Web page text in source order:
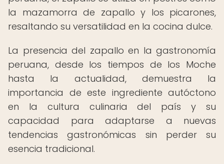
la mazamorra de zapallo y los picarones,
resaltando su versatilidad en la cocina dulce.
La presencia del zapallo en la gastronomía
peruana, desde los tiempos de los Moche
hasta la actualidad, demuestra la
importancia de este ingrediente autóctono
en la cultura culinaria del país y su
capacidad para adaptarse a nuevas
tendencias gastronómicas sin perder su
esencia tradicional.